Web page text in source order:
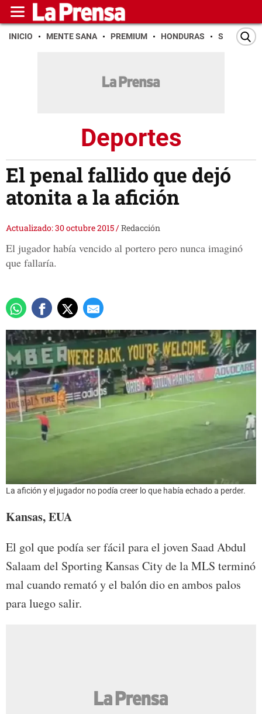
INICIO MENTE SANA PREMIUM HONDURAS SAN PEDRO
Deportes
El penal fallido que dejó
atonita a la afición
Actualizado: 30 octubre 2015/Redacción
El jugador había vencido al portero pero nunca imaginó
que fallaría.
La afición y el jugador no podía creer lo que había echado a perder.
Kansas, EUA
El gol que podía ser fácil para el joven Saad Abdul
Salaam del Sporting Kansas City de la MLS terminó
mal cuando remató y el balón dio en ambos palos
para luego salir.